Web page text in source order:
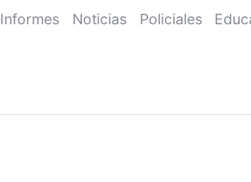
Informes Noticias Policiales